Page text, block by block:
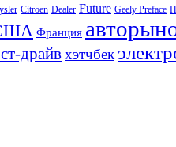
Citroen Dealer Future Geely Preface
Франция
драйвхэтчбек